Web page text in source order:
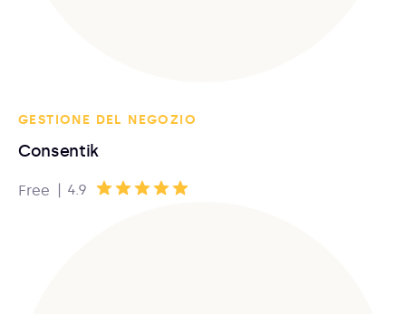
GESTIONE DEL NEGOZIO
Consentik
Free | 4.9